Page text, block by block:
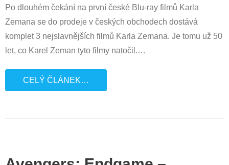
Po dlouhém čekání na první české Blu-ray filmů Karla
Zemana se do prodeje v českých obchodech dostává
komplet 3 nejslavnějších filmů Karla Zemana. Je tomu už 50
let, co Karel Zeman tyto filmy natočil.…
CELÝ ČLÁNEK…